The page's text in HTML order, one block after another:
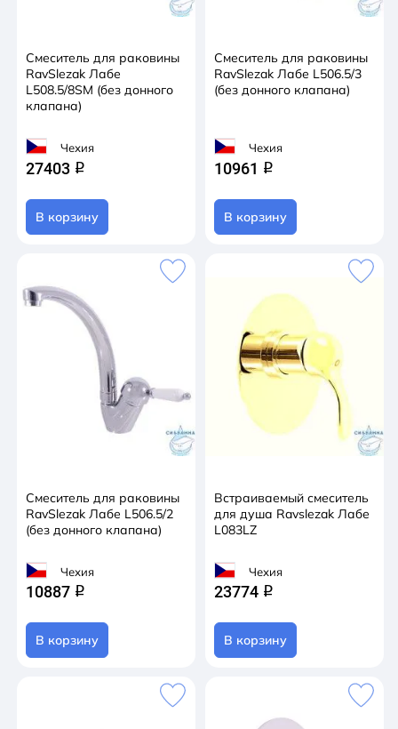
Смеситель для раковины
RavSlezak Лабе
L508.5/8SM (без донного
клапана)
Чехия
27403 q
В корзину
Смеситель для раковины
RavSlezak Лабе L506.5/3
(без донного клапана)
Чехия
10961 q
В корзину
Смеситель для раковины
RavSlezak Лабе L506.5/2
(без донного клапана)
Чехия
10887 q
В корзину
Встраиваемый смеситель
для душа Ravslezak Лабе
L083LZ
Чехия
23774 q
В корзину